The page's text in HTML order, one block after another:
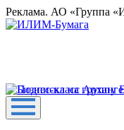
Реклама. АО «Группа